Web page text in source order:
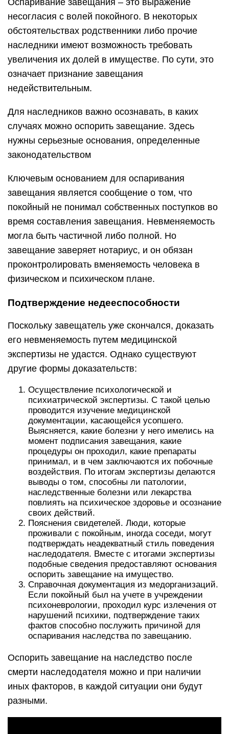
Оспаривание завещания – это выражение
несогласия с волей покойного. В некоторых
обстоятельствах родственники либо прочие
наследники имеют возможность требовать
увеличения их долей в имуществе. По сути, это
означает признание завещания
недействительным.
Для наследников важно осознавать, в каких
случаях можно оспорить завещание. Здесь
нужны серьезные основания, определенные
законодательством
Ключевым основанием для оспаривания
завещания является сообщение о том, что
покойный не понимал собственных поступков во
время составления завещания. Невменяемость
могла быть частичной либо полной. Но
завещание заверяет нотариус, и он обязан
проконтролировать вменяемость человека в
физическом и психическом плане.
Подтверждение недееспособности
Поскольку завещатель уже скончался, доказать
его невменяемость путем медицинской
экспертизы не удастся. Однако существуют
другие формы доказательств:
Осуществление психологической и
психиатрической экспертизы. С такой целью
проводится изучение медицинской
документации, касающейся усопшего.
Выясняется, какие болезни у него имелись на
момент подписания завещания, какие
процедуры он проходил, какие препараты
принимал, и в чем заключаются их побочные
воздействия. По итогам экспертизы делаются
выводы о том, способны ли патологии,
наследственные болезни или лекарства
повлиять на психическое здоровье и осознание
своих действий.
Пояснения свидетелей. Люди, которые
проживали с покойным, иногда соседи, могут
подтверждать неадекватный стиль поведения
наследодателя. Вместе с итогами экспертизы
подобные сведения предоставляют основания
оспорить завещание на имущество.
Справочная документация из медорганизаций.
Если покойный был на учете в учреждении
психоневрологии, проходил курс излечения от
нарушений психики, подтверждение таких
фактов способно послужить причиной для
оспаривания наследства по завещанию.
Оспорить завещание на наследство после
смерти наследодателя можно и при наличии
иных факторов, в каждой ситуации они будут
разными.